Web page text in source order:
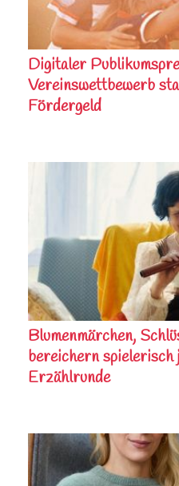
Digitaler
Vereinswettbewerb
Fördergeld
Blumenmärchen,
bereichern spielerisch
Erzählrunde